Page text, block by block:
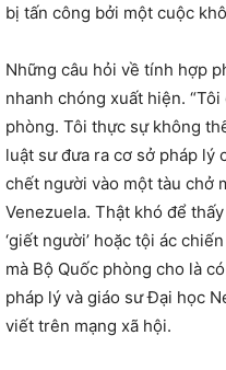
bị tấn công bởi một cuộc
Những câu hỏi về tính hợp
nhanh chóng xuất hiện.
phòng. Tôi thực sự không
luật sư đưa ra cơ sở pháp lý
chết người vào một tàu chở
Venezuela. Thật khó để
‘giết người’ hoặc tội ác
mà Bộ Quốc phòng cho là
pháp lý và giáo sư Đại học
viết trên mạng xã hội.